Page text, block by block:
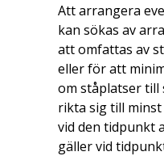
Att arrangera
kan sökas av
att omfattas av
eller för att
om ståplatser till
rikta sig till
vid den tidpunkt
gäller vid